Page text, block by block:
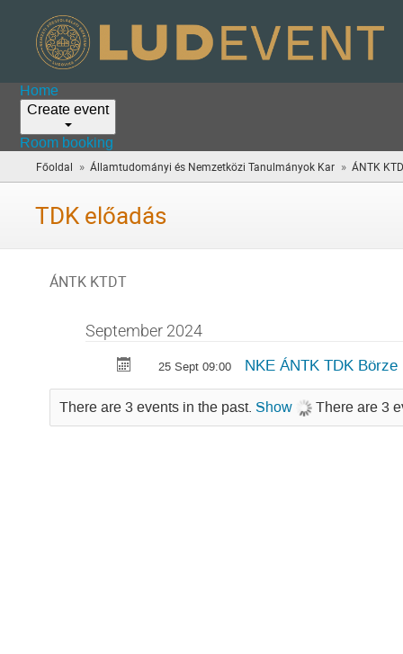
Home
Create event
Room booking
Főoldal » Államtudományi és Nemzetközi Tanulmányok Kar » ÁNTK
TDK előadás
ÁNTK KTDT
September 2024
25 Sept 09:00 NKE ÁNTK TDK Börze
There are 3 events in the past. Show There are 3